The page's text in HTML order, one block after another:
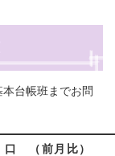
台帳班までお問
前月比）